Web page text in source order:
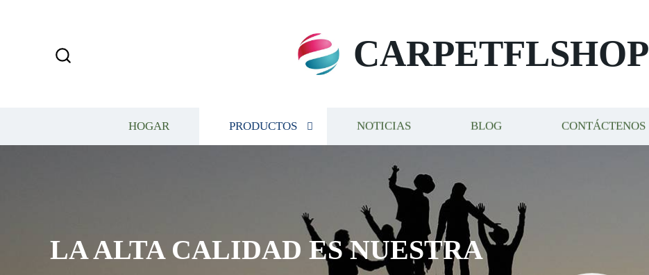
CARPETFLSHOP
HOGAR PRODUCTOS NOTICIAS BLOG CONTÁCTENOS
LA ALTA CALIDAD ES NUESTRA